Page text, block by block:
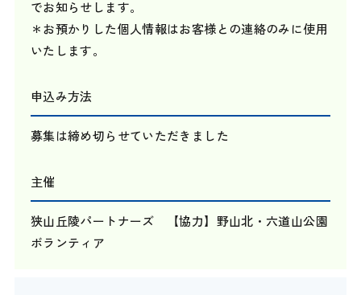
でお知らせします。
＊お預かりした個人情報はお客様との連絡のみに使用
いたします。
申込み方法
募集は締め切らせていただきました
主催
狭山丘陵パートナーズ 【協力】野山北・六道山公園
ボランティア